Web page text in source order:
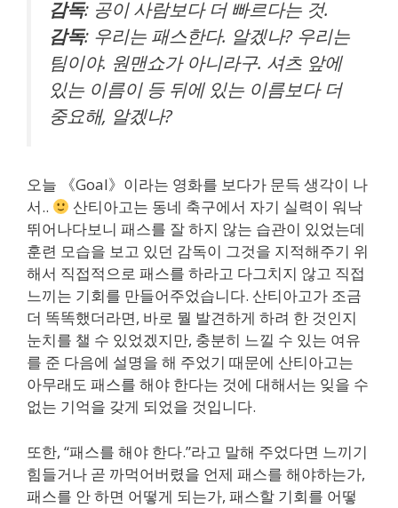
감독: 공이 사람보다 더 빠르다는 것.
감독: 우리는 패스한다. 알겠나? 우리는
팀이야. 원맨쇼가 아니라구. 셔츠 앞에
있는 이름이 등 뒤에 있는 이름보다 더
중요해, 알겠나?
오늘 《Goal》이라는 영화를 보다가 문득 생각이 나
서..
산티아고는 동네 축구에서 자기 실력이 워낙
뛰어나다보니 패스를 잘 하지 않는 습관이 있었는데
훈련 모습을 보고 있던 감독이 그것을 지적해주기 위
해서 직접적으로 패스를 하라고 다그치지 않고 직접
느끼는 기회를 만들어주었습니다. 산티아고가 조금
더 똑똑했더라면, 바로 뭘 발견하게 하려 한 것인지
눈치를 챌 수 있었겠지만, 충분히 느낄 수 있는 여유
를 준 다음에 설명을 해 주었기 때문에 산티아고는
아무래도 패스를 해야 한다는 것에 대해서는 잊을 수
없는 기억을 갖게 되었을 것입니다.
또한, “패스를 해야 한다.”라고 말해 주었다면 느끼기
힘들거나 곧 까먹어버렸을 언제 패스를 해야하는가,
패스를 안 하면 어떻게 되는가, 패스할 기회를 어떻